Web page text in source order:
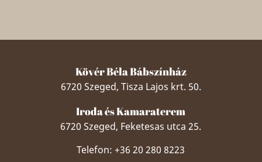
Kövér Béla Bábszínház
6720 Szeged, Tisza Lajos krt. 50.
Iroda és Kamaraterem
6720 Szeged, Feketesas utca 25.
Telefon: +36 20 280 8223